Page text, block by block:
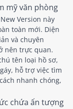
mỹ văn phòng
Version này
toàn mới. Diện
và chuyên
nên trực quan.
tên loại hồ sơ,
hỗ trợ việc tìm
nhanh chóng,
chứa ấn tượng